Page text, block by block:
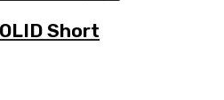
Short